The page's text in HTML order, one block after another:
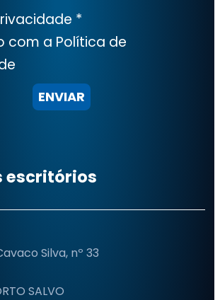
*
com a Política de
ENVIAR
escritórios
Silva, nº 33
SALVO